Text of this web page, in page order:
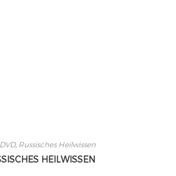
, Russisches Heilwissen
HEILWISSEN